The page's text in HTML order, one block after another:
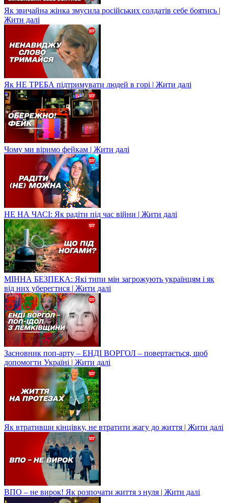
Як звичайна жінка змусила російських солдатів себе боятись |
Жити далі
Як НЕ ТРЕБА підтримувати людей в горі | Жити далі
Чому ми віримо фейкам | Жити далі
НЕ НА ЧАСІ: Як радіти під час війни | Жити далі
МІННА БЕЗПЕКА: Які типи мін загрожують українцям і як
від них уберегтися | Жити далі
Засновник поп-арту – ЕНДІ ВОРГОЛ – повертається, щоб
допомогти Україні | Жити далі
Як втративши кінцівку, не втратити жагу до життя | Жити далі
ВПО – не вирок! Як розпочати життя з нуля | Жити далі